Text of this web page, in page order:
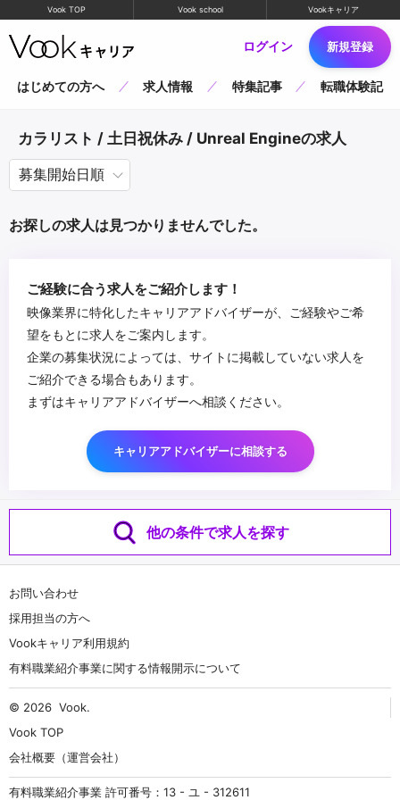
Vook TOP Vook school Vookキャリア
ログイン 新規登録
はじめての方へ 求人情報 特集記事 転職体験記
カラリスト / 土日祝休み / Unreal Engineの求人
お探しの求人は見つかりませんでした。
ご経験に合う求人をご紹介します！
映像業界に特化したキャリアアドバイザーが、ご経験やご希
望をもとに求人をご案内します。
企業の募集状況によっては、サイトに掲載していない求人を
ご紹介できる場合もあります。
まずはキャリアアドバイザーへ相談ください。
キャリアアドバイザーに相談する
他の条件で求人を探す
お問い合わせ
採用担当の方へ
Vookキャリア利用規約
有料職業紹介事業に関する情報開示について
© 2026 Vook.
Vook TOP
会社概要（運営会社）
有料職業紹介事業 許可番号：13 - ユ - 312611